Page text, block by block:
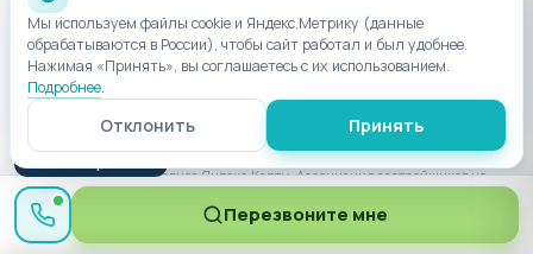
Хотите живые впечатления? Менеджер пришлёт
свежие отзывы жильцов и честно расскажет о
плюсах и минусах комплекса.
Спросить менеджера
Рейтинги — данные сервиса Яндекс.Карты. Ассоциация застройщиков не
модерирует отзывы на этих площадках.
Мы используем файлы cookie и Яндекс.Метрику (данные
обрабатываются в России), чтобы сайт работал и был удобнее.
Нажимая «Принять», вы соглашаетесь с их использованием.
Подробнее.
Отклонить Принять
Перезвоните мне